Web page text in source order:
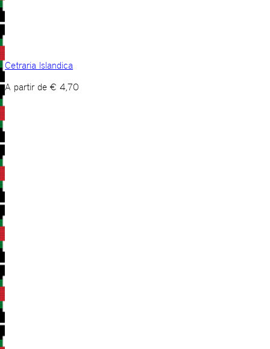
Cetraria Islandica
A partir de € 4,70